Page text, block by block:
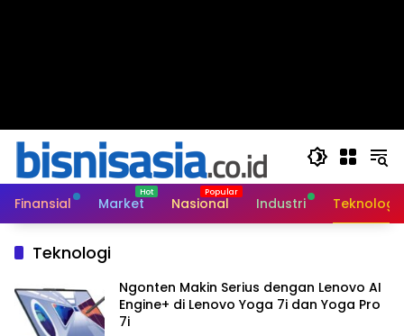
Finansial Market Nasional Industri Teknologi
Teknologi
Ngonten Makin Serius dengan Lenovo AI
Engine+ di Lenovo Yoga 7i dan Yoga Pro
7i